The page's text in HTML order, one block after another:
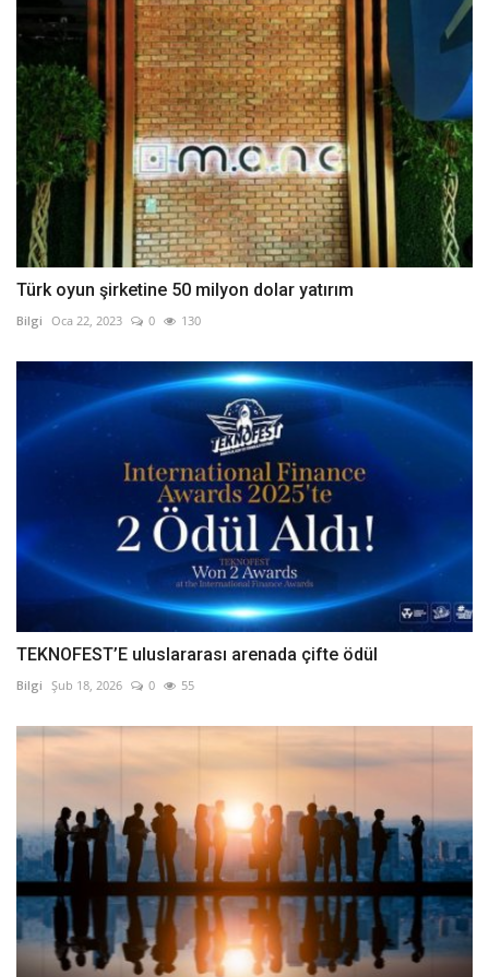
Türk oyun şirketine 50 milyon dolar yatırım
Bilgi Oca 22, 2023 0 130
TEKNOFEST’E uluslararası arenada çifte ödül
Bilgi Şub 18, 2026 0 55